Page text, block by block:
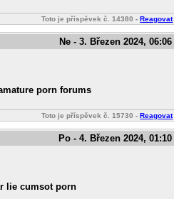
Toto je příspěvek č.14380 - Reagovat
Ne - 3. Březen 2024, 06:06
porn forums
Toto je příspěvek č.15730 - Reagovat
Po - 4. Březen 2024, 01:10
lie cumsot porn